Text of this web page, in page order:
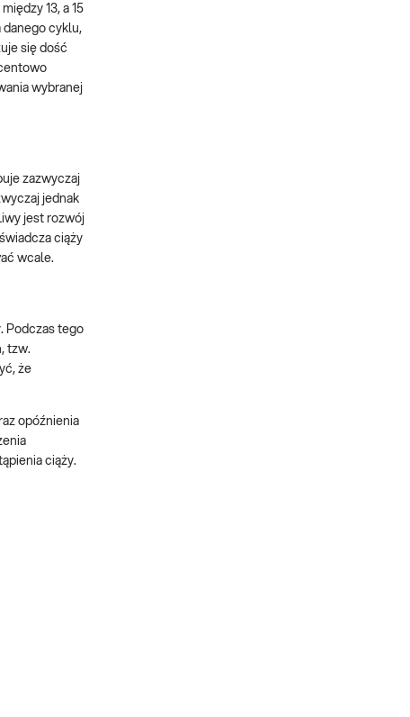
13, a 15
danego cyklu,
się dość
wybranej
zazwyczaj
jednak
jest rozwój
ciąży
wcale.
Podczas tego
tzw.
że
opóźnienia
ciąży.